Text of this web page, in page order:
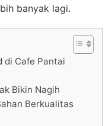
banyak lagi.
di Cafe Pantai
Bikin Nagih
Berkualitas